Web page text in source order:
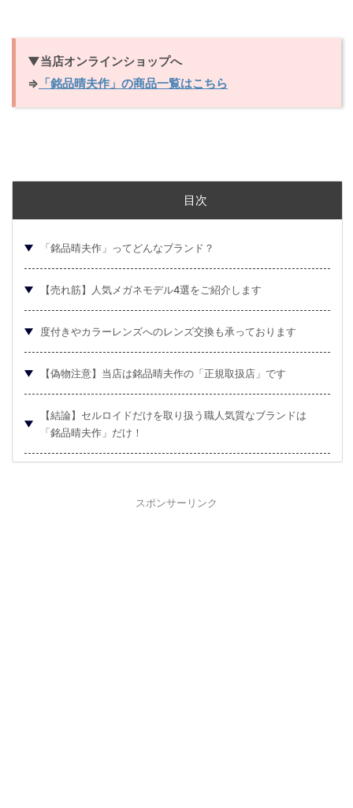
▼当店オンラインショップへ
⇒ 「銘品晴夫作」の商品一覧はこちら
目次
「銘品晴夫作」ってどんなブランド？
【売れ筋】人気メガネモデル4選をご紹介します
度付きやカラーレンズへのレンズ交換も承っております
【偽物注意】当店は銘品晴夫作の「正規取扱店」です
【結論】セルロイドだけを取り扱う職人気質なブランドは
「銘品晴夫作」だけ！
スポンサーリンク